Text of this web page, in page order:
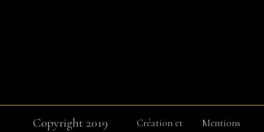
Copyright 2019 Création et Mentions